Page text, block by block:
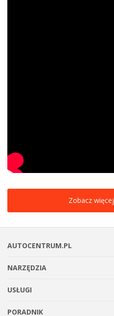
Zobacz więcej
AUTOCENTRUM.PL
NARZĘDZIA
USŁUGI
PORADNIK